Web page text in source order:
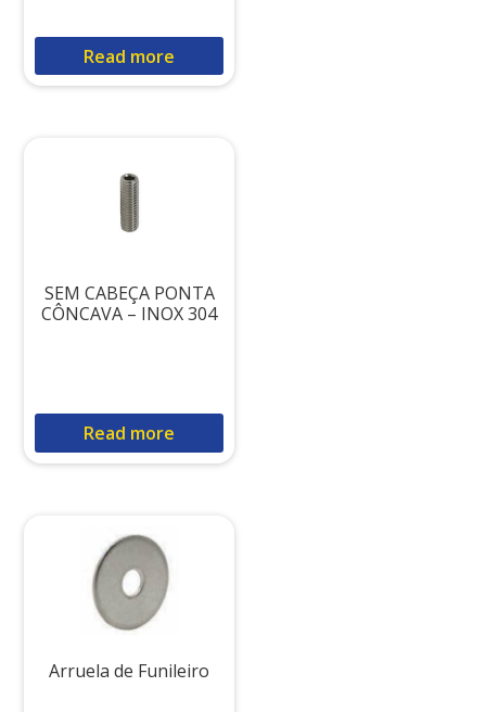
Read more
SEM CABEÇA PONTA
CÔNCAVA – INOX 304
Read more
Arruela de Funileiro